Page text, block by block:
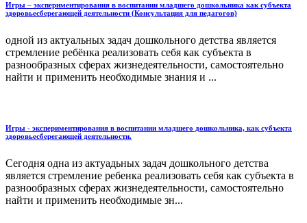
Игры – экспериментирования в воспитании младшего дошкольника как субъекта
здоровьесберегающей деятельности (Консультация для педагогов)
одной из актуальных задач дошкольного детства является
стремление ребёнка реализовать себя как субъекта в
разнообразных сферах жизнедеятельности, самостоятельно
найти и применить необходимые знания и ...
Игры - экспериментирования в воспитании младшего дошкольника, как субъекта
здоровьесберегающей деятельности.
Сегодня одна из актуадьных задач дошкольного детства
является стремление ребенка реализовать себя как субъекта в
разнообразных сферах жизнедеятельности, самостоятельно
найти и применить необходимые зн...